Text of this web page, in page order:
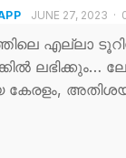
JUNE 27, 2023 ·
എല്ലാ
ലഭിക്കും…
കേരളം,